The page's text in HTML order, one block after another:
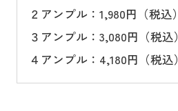
２アンプル：1,980円（税込）
３アンプル：3,080円（税込）
４アンプル：4,180円（税込）